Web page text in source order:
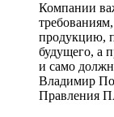
Компании
продукцию,
будущего, а
и само
Владимир
Правления